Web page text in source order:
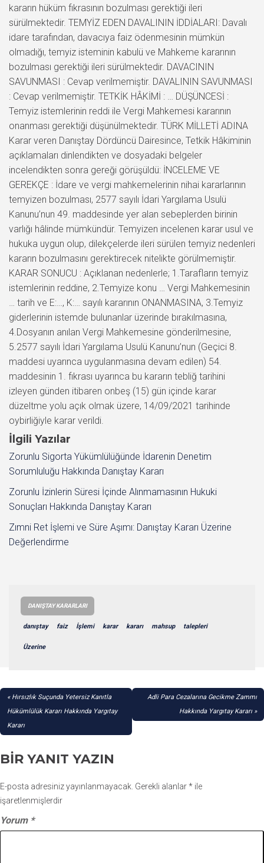
kararın hüküm fıkrasının bozulması gerektiği ileri
sürülmektedir. TEMYİZ EDEN DAVALININ İDDİALARI: Davalı
idare tarafından, davacıya faiz ödenmesinin mümkün
olmadığı, temyiz isteminin kabulü ve Mahkeme kararının
bozulması gerektiği ileri sürülmektedir. DAVACININ
SAVUNMASI : Cevap verilmemiştir. DAVALININ SAVUNMASI
: Cevap verilmemiştir. TETKİK HÂKİMİ : … DÜŞÜNCESİ :
Temyiz istemlerinin reddi ile Vergi Mahkemesi kararının
onanması gerektiği düşünülmektedir. TÜRK MİLLETİ ADINA
Karar veren Danıştay Dördüncü Dairesince, Tetkik Hâkiminin
açıklamaları dinlendikten ve dosyadaki belgeler
incelendikten sonra gereği görüşüldü: İNCELEME VE
GEREKÇE : İdare ve vergi mahkemelerinin nihai kararlarının
temyizen bozulması, 2577 sayılı İdari Yargılama Usulü
Kanunu’nun 49. maddesinde yer alan sebeplerden birinin
varlığı hâlinde mümkündür. Temyizen incelenen karar usul ve
hukuka uygun olup, dilekçelerde ileri sürülen temyiz nedenleri
kararın bozulmasını gerektirecek nitelikte görülmemiştir.
KARAR SONUCU : Açıklanan nedenlerle; 1.Tarafların temyiz
istemlerinin reddine, 2.Temyize konu … Vergi Mahkemesinin
… tarih ve E:…, K:… sayılı kararının ONANMASINA, 3.Temyiz
giderlerinin istemde bulunanlar üzerinde bırakılmasına,
4.Dosyanın anılan Vergi Mahkemesine gönderilmesine,
5.2577 sayılı İdari Yargılama Usulü Kanunu’nun (Geçici 8.
maddesi uyarınca uygulanmasına devam edilen) 54.
maddesinin 1. fıkrası uyarınca bu kararın tebliğ tarihini
izleyen günden itibaren onbeş (15) gün içinde karar
düzeltme yolu açık olmak üzere, 14/09/2021 tarihinde
oybirliğiyle karar verildi.
İlgili Yazılar
Zorunlu Sigorta Yükümlülüğünde İdarenin Denetim
Sorumluluğu Hakkında Danıştay Kararı
Zorunlu İzinlerin Süresi İçinde Alınmamasının Hukuki
Sonuçları Hakkında Danıştay Kararı
Zımni Ret İşlemi ve Süre Aşımı: Danıştay Kararı Üzerine
Değerlendirme
DANIŞTAY KARARLARI
danıştay faiz İşlemi karar kararı mahsup talepleri
Üzerine
YAZI
GEZINMESI
Hırsızlık Suçunda Yetersiz Kanıtla
Hükümlülük Kararı Hakkında Yargıtay
Kararı
Adli Para Cezalarına Gecikme Zammı
Hakkında Yargıtay Kararı
BIR YANIT YAZIN
E-posta adresiniz yayınlanmayacak. Gerekli alanlar* ile
işaretlenmişlerdir
Yorum *